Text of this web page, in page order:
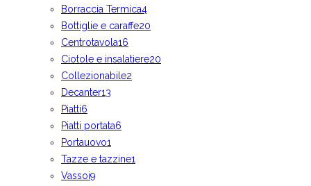
Borraccia Termica4
Bottiglie e caraffe20
Centrotavola16
Ciotole e insalatiere20
Collezionabile2
Decanter13
Piatti6
Piatti portata6
Portauovo1
Tazze e tazzine1
Vassoi9